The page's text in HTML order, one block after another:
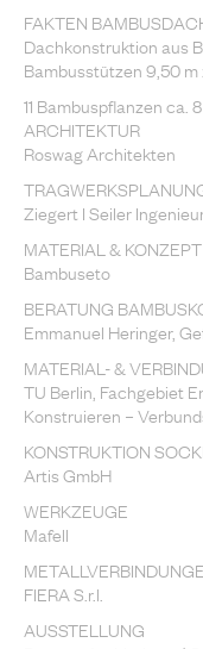
FAKTEN
Dachkonstruktion aus
Bambusstützen 9,50 m
11 Bambuspflanzen ca.
ARCHITEKTUR
Roswag Architekten
Ziegert I Seiler
MATERIAL & KONZEPT
Bambuseto
BERATUNG
Emmanuel Heringer,
MATERIAL- &
TU Berlin, Fachgebiet
Konstruieren –
KONSTRUKTION
Artis GmbH
WERKZEUGE
Mafell
FIERA S.r.l.
AUSSTELLUNG